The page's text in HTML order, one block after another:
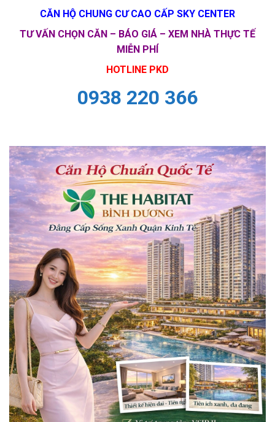
CĂN HỘ CHUNG CƯ CAO CẤP SKY CENTER
TƯ VẤN CHỌN CĂN – BÁO GIÁ – XEM NHÀ THỰC TẾ
MIỄN PHÍ
HOTLINE PKD
0938 220 366